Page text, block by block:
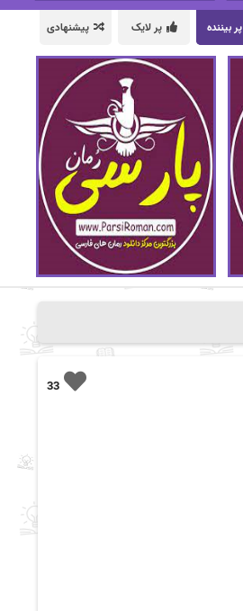
پر بیننده پر لایک پیشنهادی
33